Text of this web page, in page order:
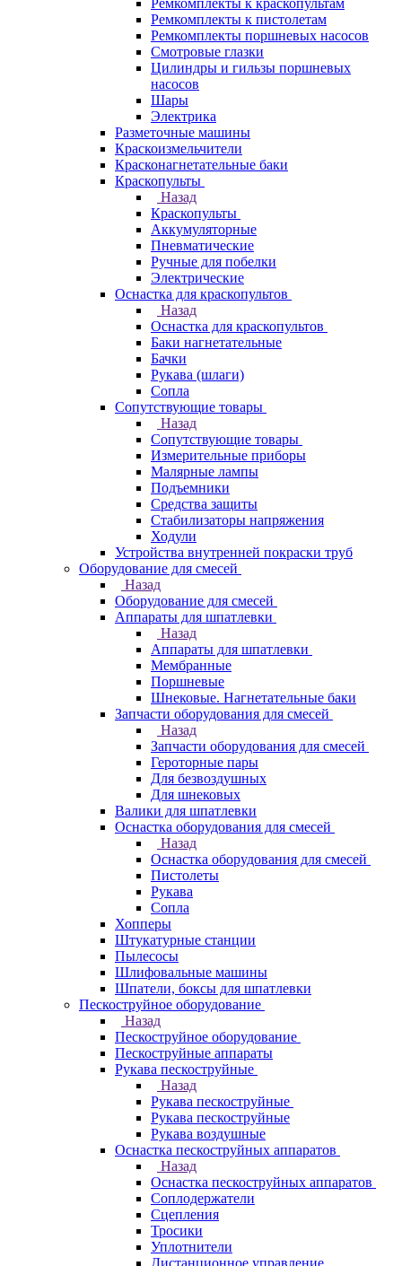
Ремкомплекты к краскопультам
Ремкомплекты к пистолетам
Ремкомплекты поршневых насосов
Смотровые глазки
Цилиндры и гильзы поршневых
насосов
Шары
Электрика
Разметочные машины
Краскоизмельчители
Красконагнетательные баки
Краскопульты
Назад
Краскопульты
Аккумуляторные
Пневматические
Ручные для побелки
Электрические
Оснастка для краскопультов
Назад
Оснастка для краскопультов
Баки нагнетательные
Бачки
Рукава (шлаги)
Сопла
Сопутствующие товары
Назад
Сопутствующие товары
Измерительные приборы
Малярные лампы
Подъемники
Средства защиты
Стабилизаторы напряжения
Ходули
Устройства внутренней покраски труб
Оборудование для смесей
Назад
Оборудование для смесей
Аппараты для шпатлевки
Назад
Аппараты для шпатлевки
Мембранные
Поршневые
Шнековые. Нагнетательные баки
Запчасти оборудования для смесей
Назад
Запчасти оборудования для смесей
Героторные пары
Для безвоздушных
Для шнековых
Валики для шпатлевки
Оснастка оборудования для смесей
Назад
Оснастка оборудования для смесей
Пистолеты
Рукава
Сопла
Хопперы
Штукатурные станции
Пылесосы
Шлифовальные машины
Шпатели, боксы для шпатлевки
Пескоструйное оборудование
Назад
Пескоструйное оборудование
Пескоструйные аппараты
Рукава пескоструйные
Назад
Рукава пескоструйные
Рукава пескоструйные
Рукава воздушные
Оснастка пескоструйных аппаратов
Назад
Оснастка пескоструйных аппаратов
Соплодержатели
Сцепления
Тросики
Уплотнители
Дистанционное управление